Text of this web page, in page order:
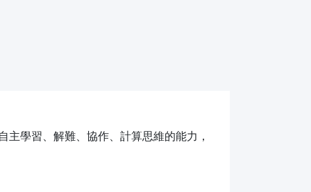
學習、解難、協作、計算思維的能力，